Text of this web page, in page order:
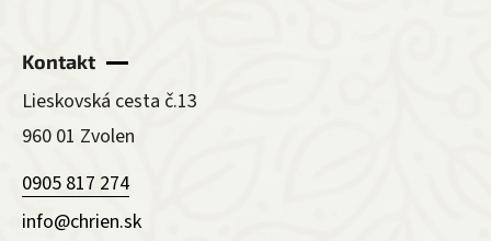
Kontakt
Lieskovská cesta č.13
960 01 Zvolen
0905 817 274
info@chrien.sk